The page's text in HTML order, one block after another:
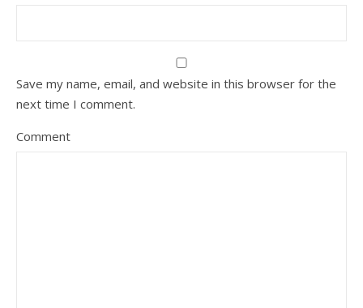
Save my name, email, and website in this browser for the
next time I comment.
Comment